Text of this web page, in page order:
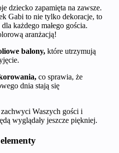
dziecko zapamięta na zawsze.
Gabi to nie tylko dekoracje, to
każdego małego gościa.
aranżacją!
balony, które utrzymują
co sprawia, że
dnia stają się
Waszych gości i
wyglądały jeszcze piękniej.